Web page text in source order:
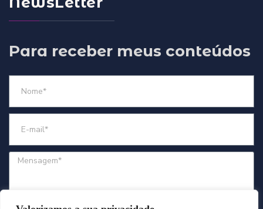
Para receber meus conteúdos